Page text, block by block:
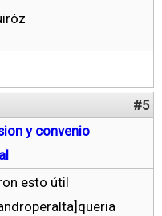
#5
y convenio
esto útil